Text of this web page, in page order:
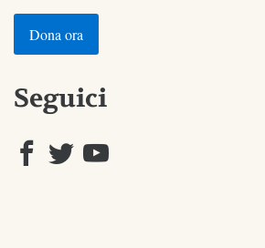
Dona ora
Seguici